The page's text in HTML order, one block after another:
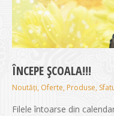
ÎNCEPE ȘCOALA!!!
Noutăți, Oferte, Produse,
Filele întoarse din